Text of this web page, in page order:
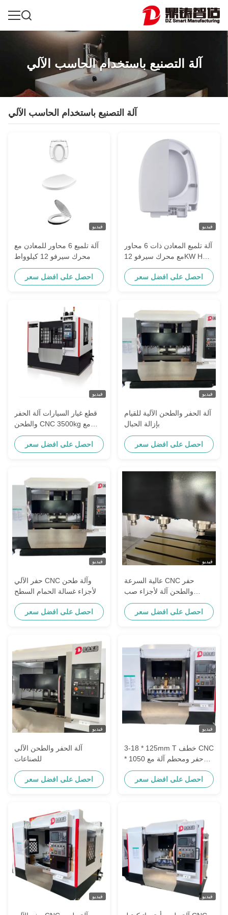
آلة التصنيع باستخدام الحاسب الآلي
آلة التصنيع باستخدام الحاسب الآلي
فيديو
آلة تلميع 6 محاور للمعادن مع
محرك سيرفو 12 كيلوواط
احصل على افضل سعر
فيديو
آلة تلميع المعادن ذات 6 محاور
مع محرك سيرفو 12KW HSD
Spindle
احصل على افضل سعر
فيديو
قطع غيار السيارات آلة الحفر
والطحن CNC 3500kg مع
1050 * 420mm مكتب العمل
احصل على افضل سعر
فيديو
آلة الحفر والطحن الآلية للقيام
بإزالة الحبال
احصل على افضل سعر
فيديو
حفر الآلي CNC وآلة طحن
لأجزاء غسالة الحمام السطح
احصل على افضل سعر
فيديو
عالية السرعة CNC حفر
والطحن آلة لأجزاء صب
السطح
احصل على افضل سعر
فيديو
آلة الحفر والطحن الآلي
للصناعات
احصل على افضل سعر
فيديو
3-18 * 125mm T خطف CNC
حفر ومحطم آلة مع 1050 *
420mm مكتب العمل
احصل على افضل سعر
فيديو فيديو